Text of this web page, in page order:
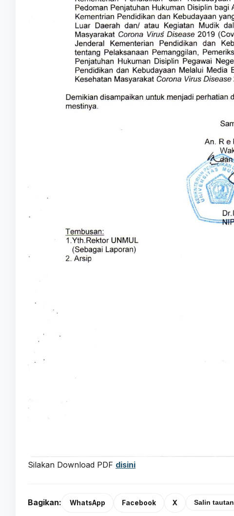
Silakan Download PDF disini
Bagikan: WhatsApp Facebook X Salin tautan